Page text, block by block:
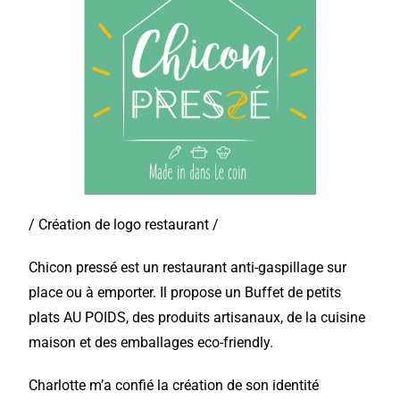
/ Création de logo restaurant /
Chicon pressé est un restaurant anti-gaspillage sur
place ou à emporter. Il propose un Buffet de petits
plats AU POIDS, des produits artisanaux, de la cuisine
maison et des emballages eco-friendly.
Charlotte m’a confié la création de son identité